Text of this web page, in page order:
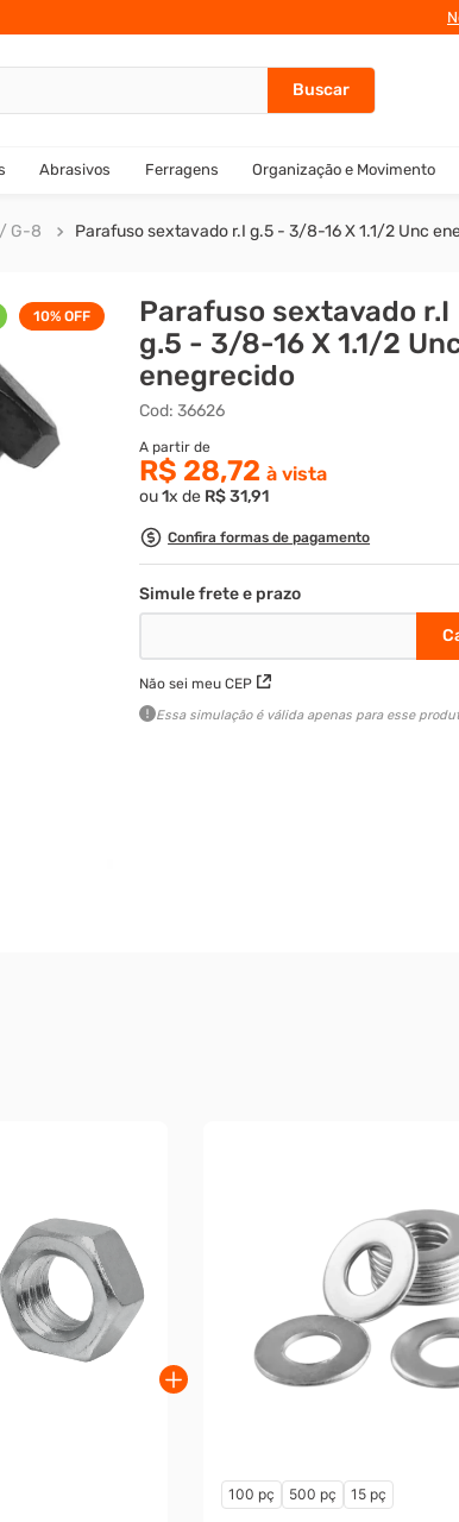
Abrasivos Ferragens Organização e Movimento
G-8 Parafuso sextavado r.I g.5 - 3/8-16 X 1.1/2 Unc
10%OFF
Parafuso sextavado r.I
g.5 - 3/8-16 X 1.1/2
enegrecido
Cod:36626
R$ 28,72
ou1x de R$31,91
Confira formas de pagamento
Não sei meu CEP
Essa simulação é válida apenas para esse
100 pç 500 pç 15 pç